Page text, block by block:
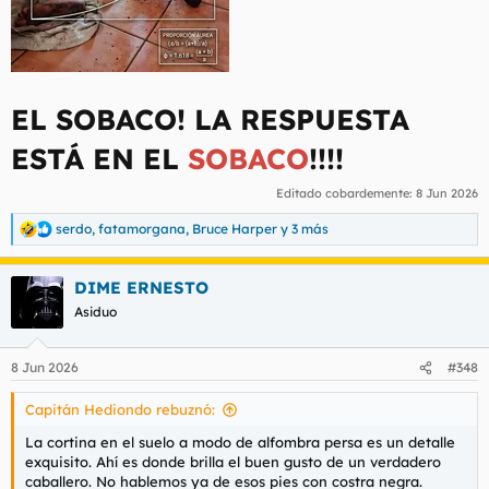
EL SOBACO! LA RESPUESTA
ESTÁ EN EL SOBACO!!!!
Editado cobardemente: 8 Jun 2026
R
e
a
c
i
e
s
serdo, fatamorgana, Bruce Harper y 3 más
DIME ERNESTO
Asiduo
8 Jun 2026 #348
Capitán Hediondo rebuznó:
La cortina en el suelo a modo de alfombra persa es un detalle
exquisito. Ahí es donde brilla el buen gusto de un verdadero
caballero. No hablemos ya de esos pies con costra negra.